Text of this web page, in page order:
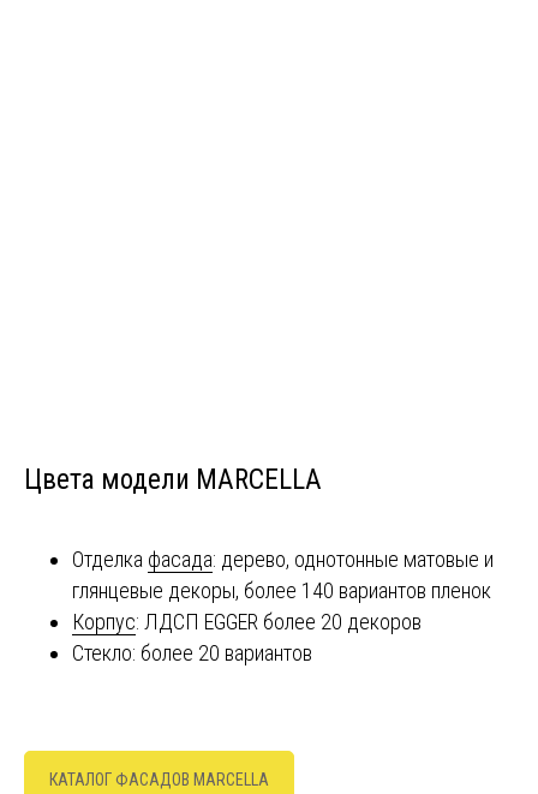
Цвета модели MARCELLA
Отделка фасада: дерево, однотонные матовые и
глянцевые декоры, более 140 вариантов пленок
Корпус: ЛДСП EGGER более 20 декоров
Стекло: более 20 вариантов
КАТАЛОГ ФАСАДОВ MARCELLA